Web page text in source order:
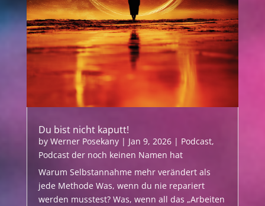
Du bist nicht kaputt!
by Werner Posekany| Jan 9, 2026| Podcast,
Podcast der noch keinen Namen hat
Warum Selbstannahme mehr verändert als
jede Methode Was, wenn du nie repariert
werden musstest? Was, wenn all das „Arbeiten